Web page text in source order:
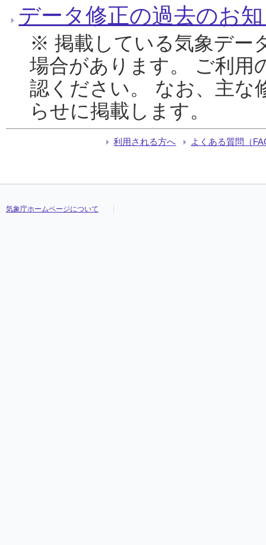
データ修正の過去のお
※ 掲載している気象デー
場合があります。 ご利用
認ください。 なお、主な
らせに掲載します。
利用される方へ よくある質問（
気象庁ホームページについて